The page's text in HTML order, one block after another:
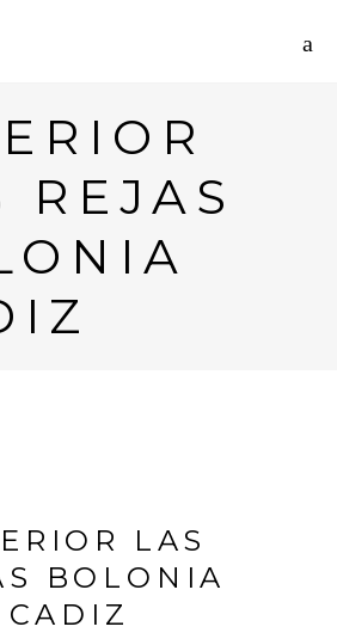
REJAS
LAS
BOLONIA
CADIZ